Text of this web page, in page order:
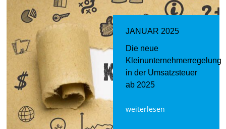
JANUAR 2025
Die neue
Kleinunternehmerregelung
in der Umsatzsteuer
ab 2025
weiterlesen